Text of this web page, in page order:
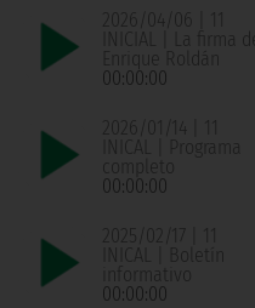
2026/04/06 | 11
INICIAL | La firma de
Enrique Roldán
00:00:00
2026/01/14 | 11
INICAL | Programa
completo
00:00:00
2025/02/17 | 11
INICAL | Boletín
informativo
00:00:00